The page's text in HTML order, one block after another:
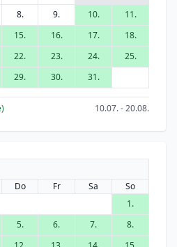
8. 9. 10.
11.
15. 16. 17.
18.
22. 23. 24.
25.
29. 30. 31.
10.07. - 20.08.
Do Fr Sa
So
1.
5. 6. 7.
8.